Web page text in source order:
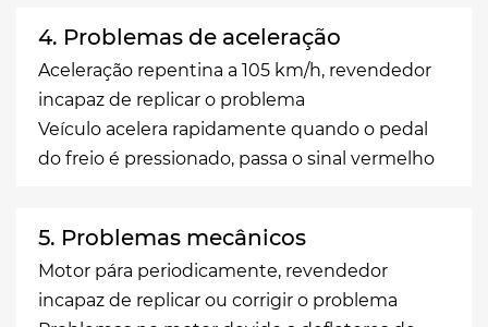
4. Problemas de aceleração
Aceleração repentina a 105 km/h, revendedor
incapaz de replicar o problema
Veículo acelera rapidamente quando o pedal
do freio é pressionado, passa o sinal vermelho
5. Problemas mecânicos
Motor pára periodicamente, revendedor
incapaz de replicar ou corrigir o problema